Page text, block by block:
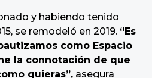
y habiendo tenido
se remodeló en 2019. “Es
como Espacio
la connotación de que
quieras”, asegura